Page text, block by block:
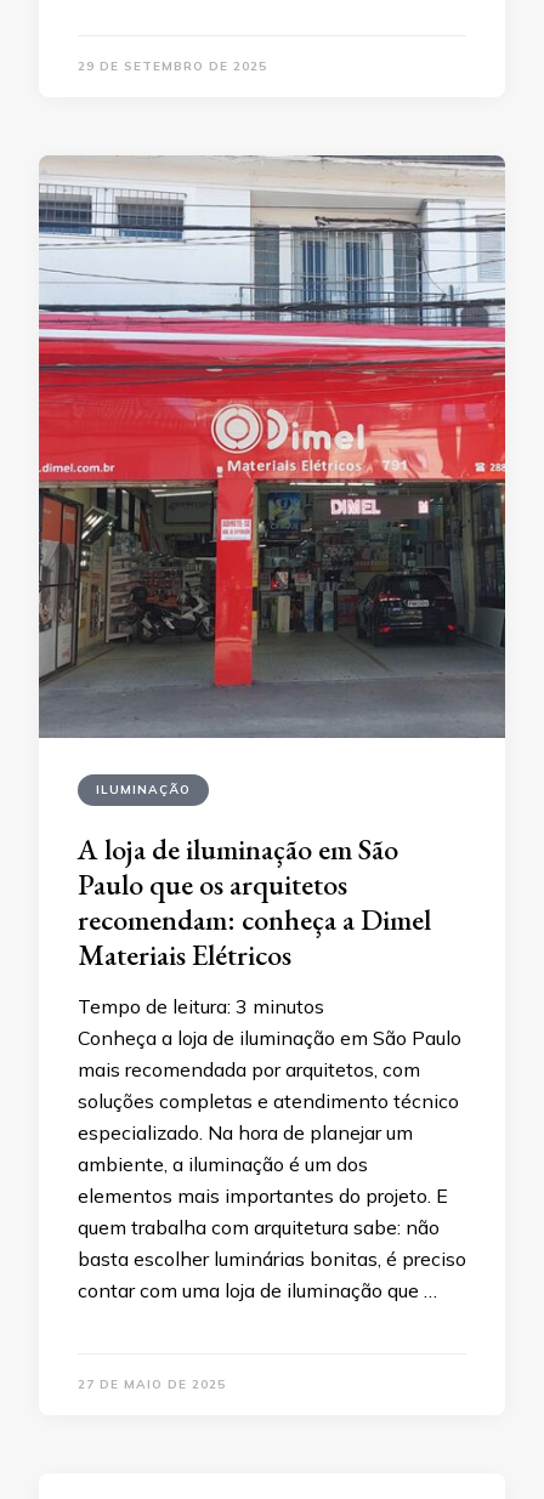
29 DE SETEMBRO DE 2025
ILUMINAÇÃO
A loja de iluminação em São
Paulo que os arquitetos
recomendam: conheça a Dimel
Materiais Elétricos
Tempo de leitura: 3 minutos
Conheça a loja de iluminação em São Paulo
mais recomendada por arquitetos, com
soluções completas e atendimento técnico
especializado. Na hora de planejar um
ambiente, a iluminação é um dos
elementos mais importantes do projeto. E
quem trabalha com arquitetura sabe: não
basta escolher luminárias bonitas, é preciso
contar com uma loja de iluminação que …
27 DE MAIO DE 2025